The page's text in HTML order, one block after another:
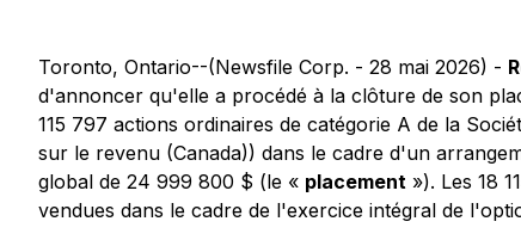
Toronto, Ontario--(Newsfile Corp. - 28 mai 2026) -
d'annoncer qu'elle a procédé à la clôture de son
115 797 actions ordinaires de catégorie A de la
sur le revenu (Canada)) dans le cadre d'un
global de 24 999 800 $ (le « placement »). Les 18
vendues dans le cadre de l'exercice intégral de